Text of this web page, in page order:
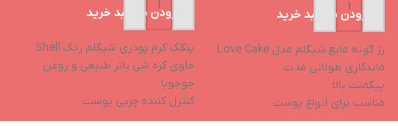
افزودن به سبد خرید
رژ گونه مایع شیگلم مدل Love Cake
ماندگاری طولانی مدت
پیگمنت بالا
مناسب برای انواع پوست
نوک اسفنجی
افزودن به سبد خرید
پنکک کرم پودری شیگلم رنگ Shell
حاوی کره شی باتر طبیعی و روغن
جوجوبا
کنترل کننده چربی پوست
ایجاد رطوبت پوست و حفظ آن